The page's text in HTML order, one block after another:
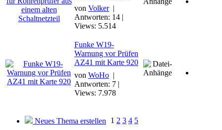
von Volker |
Antworten: 14 |
Views: 5.514
Funke W19-
Warnung vor Prüfen
AZ41 mit Karte 920
von WoHo |
Antworten: 7 |
Views: 7.978
Neues Thema erstellen 1 2 3 4 5